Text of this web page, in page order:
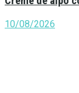
10/08/2026